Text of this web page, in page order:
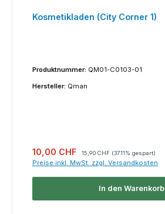
Kosmetikladen (City Corner 1)
Produktnummer: QM01-C0103-01
Hersteller: Qman
Verkaufspreis:
10,00 CHF 15,90 CHF (37.11% gespart)
Preise inkl. MwSt. zzgl. Versandkosten
In den Warenkorb